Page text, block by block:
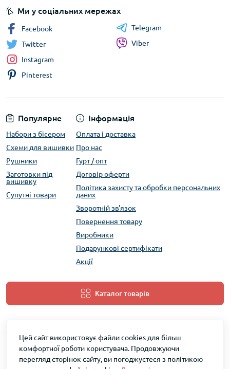
Популярне
Набори з бісером
Схеми для вишивки
Рушники
Заготовки під
вишивку
Супутні товари
Інформація
Оплата і доставка
Про нас
Гурт / опт
Договір оферти
Політика захисту та обробки персональних
даних
Зворотній зв'язок
Повернення товару
Виробники
Подарункові сертифікати
Акції
Каталог товарів
Ми у соціальних мережах
Facebook
Twitter
Instagram
Pinterest
Telegram
Viber
Цей сайт використовує файли cookies для більш
комфортної роботи користувача. Продовжуючи
перегляд сторінок сайту, ви погоджуєтеся з політикою